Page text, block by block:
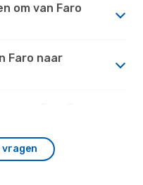
om van Faro
Faro naar
vragen